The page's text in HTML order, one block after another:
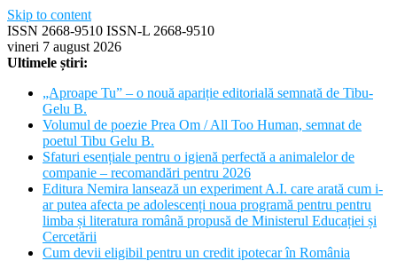
Skip to content
ISSN 2668-9510 ISSN-L 2668-9510
vineri 7 august 2026
Ultimele știri:
„Aproape Tu” – o nouă apariție editorială semnată de Tibu-
Gelu B.
Volumul de poezie Prea Om / All Too Human, semnat de
poetul Tibu Gelu B.
Sfaturi esențiale pentru o igienă perfectă a animalelor de
companie – recomandări pentru 2026
Editura Nemira lansează un experiment A.I. care arată cum i-
ar putea afecta pe adolescenți noua programă pentru pentru
limba și literatura română propusă de Ministerul Educației și
Cercetării
Cum devii eligibil pentru un credit ipotecar în România